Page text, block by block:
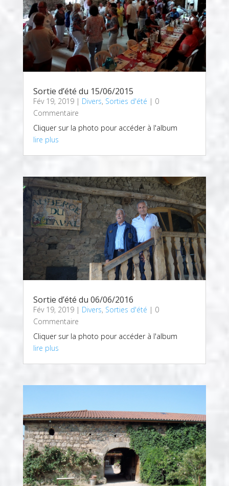
Sortie d’été du 15/06/2015
Fév 19, 2019| Divers, Sorties d'été | 0
Commentaire
Cliquer sur la photo pour accéder à l'album
lire plus
Sortie d’été du 06/06/2016
Fév 19, 2019| Divers, Sorties d'été | 0
Commentaire
Cliquer sur la photo pour accéder à l'album
lire plus